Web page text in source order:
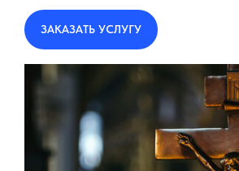
ЗАКАЗАТЬ УСЛУГУ